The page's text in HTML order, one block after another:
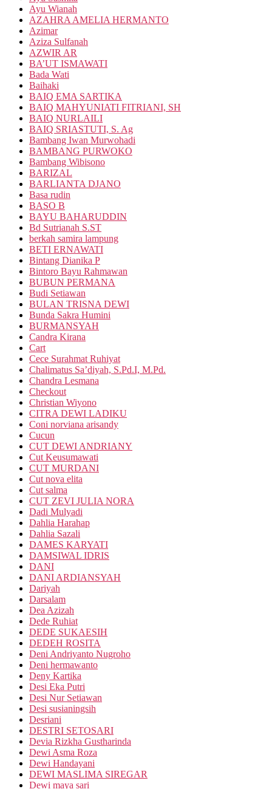
Ayu Wianah
AZAHRA AMELIA HERMANTO
Azimar
Aziza Sulfanah
AZWIR AR
BA’UT ISMAWATI
Bada Wati
Baihaki
BAIQ EMA SARTIKA
BAIQ MAHYUNIATI FITRIANI, SH
BAIQ NURLAILI
BAIQ SRIASTUTI, S. Ag
Bambang Iwan Murwohadi
BAMBANG PURWOKO
Bambang Wibisono
BARIZAL
BARLIANTA DJANO
Basa rudin
BASO B
BAYU BAHARUDDIN
Bd Sutrianah S.ST
berkah samira lampung
BETI ERNAWATI
Bintang Dianika P
Bintoro Bayu Rahmawan
BUBUN PERMANA
Budi Setiawan
BULAN TRISNA DEWI
Bunda Sakra Humini
BURMANSYAH
Candra Kirana
Cart
Cece Surahmat Ruhiyat
Chalimatus Sa’diyah, S.Pd.I, M.Pd.
Chandra Lesmana
Checkout
Christian Wiyono
CITRA DEWI LADIKU
Coni norviana arisandy
Cucun
CUT DEWI ANDRIANY
Cut Keusumawati
CUT MURDANI
Cut nova elita
Cut salma
CUT ZEVI JULIA NORA
Dadi Mulyadi
Dahlia Harahap
Dahlia Sazali
DAMES KARYATI
DAMSIWAL IDRIS
DANI
DANI ARDIANSYAH
Dariyah
Darsalam
Dea Azizah
Dede Ruhiat
DEDE SUKAESIH
DEDEH ROSITA
Deni Andriyanto Nugroho
Deni hermawanto
Deny Kartika
Desi Eka Putri
Desi Nur Setiawan
Desi susianingsih
Desriani
DESTRI SETOSARI
Devia Rizkha Gustharinda
Dewi Asma Roza
Dewi Handayani
DEWI MASLIMA SIREGAR
Dewi maya sari